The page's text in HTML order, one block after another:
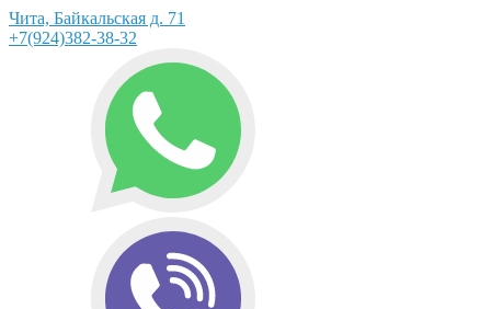
Чита, Байкальская д. 71
+7(924)382-38-32